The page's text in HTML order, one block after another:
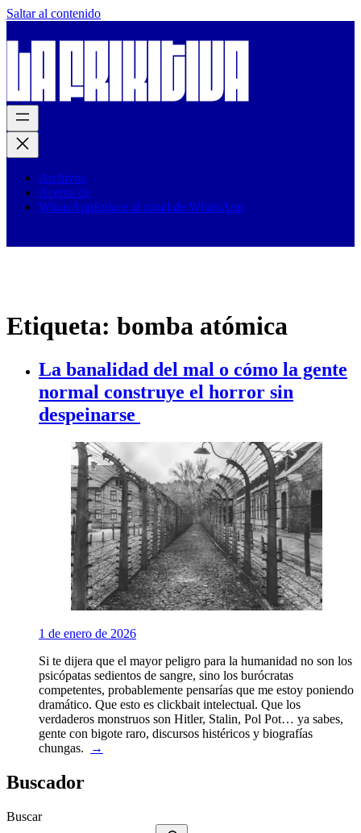
Saltar al contenido
Archivos
Acerca de
WhatsAppEnlace al canal de WhatsApp
Etiqueta: bomba atómica
La banalidad del mal o cómo la gente
normal construye el horror sin
despeinarse
1 de enero de 2026
Si te dijera que el mayor peligro para la humanidad no son los
psicópatas sedientos de sangre, sino los burócratas
competentes, probablemente pensarías que me estoy poniendo
dramático. Que esto es clickbait intelectual. Que los
verdaderos monstruos son Hitler, Stalin, Pol Pot… ya sabes,
gente con bigote raro, discursos histéricos y biografías
chungas.
→
Buscador
Buscar